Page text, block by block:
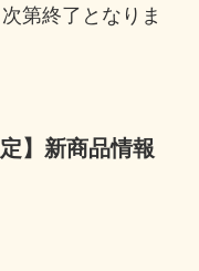
第終了となりま
】新商品情報